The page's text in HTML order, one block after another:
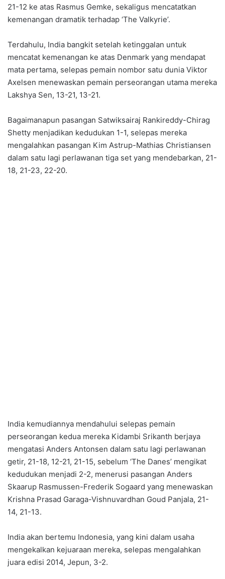
21-12 ke atas Rasmus Gemke, sekaligus mencatatkan
kemenangan dramatik terhadap ‘The Valkyrie’.
Terdahulu, India bangkit setelah ketinggalan untuk
mencatat kemenangan ke atas Denmark yang mendapat
mata pertama, selepas pemain nombor satu dunia Viktor
Axelsen menewaskan pemain perseorangan utama mereka
Lakshya Sen, 13-21, 13-21.
Bagaimanapun pasangan Satwiksairaj Rankireddy-Chirag
Shetty menjadikan kedudukan 1-1, selepas mereka
mengalahkan pasangan Kim Astrup-Mathias Christiansen
dalam satu lagi perlawanan tiga set yang mendebarkan, 21-
18, 21-23, 22-20.
India kemudiannya mendahului selepas pemain
perseorangan kedua mereka Kidambi Srikanth berjaya
mengatasi Anders Antonsen dalam satu lagi perlawanan
getir, 21-18, 12-21, 21-15, sebelum ‘The Danes’ mengikat
kedudukan menjadi 2-2, menerusi pasangan Anders
Skaarup Rasmussen-Frederik Sogaard yang menewaskan
Krishna Prasad Garaga-Vishnuvardhan Goud Panjala, 21-
14, 21-13.
India akan bertemu Indonesia, yang kini dalam usaha
mengekalkan kejuaraan mereka, selepas mengalahkan
juara edisi 2014, Jepun, 3-2.